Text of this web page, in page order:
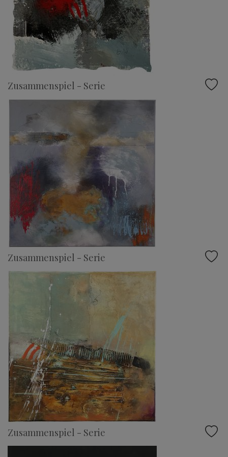
Zusammenspiel - Serie
Zusammenspiel - Serie
Zusammenspiel - Serie